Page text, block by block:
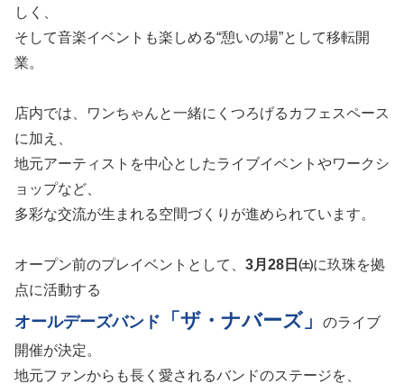
しく、
そして音楽イベントも楽しめる“憩いの場”として移転開
業。
店内では、ワンちゃんと一緒にくつろげるカフェスペース
に加え、
地元アーティストを中心としたライブイベントやワークシ
ョップなど、
多彩な交流が生まれる空間づくりが進められています。
オープン前のプレイベントとして、 3月28日㈯に玖珠を拠
点に活動する
オールデーズバンド 「ザ・ナバーズ」
のライブ
開催が決定。
地元ファンからも長く愛されるバンドのステージを、